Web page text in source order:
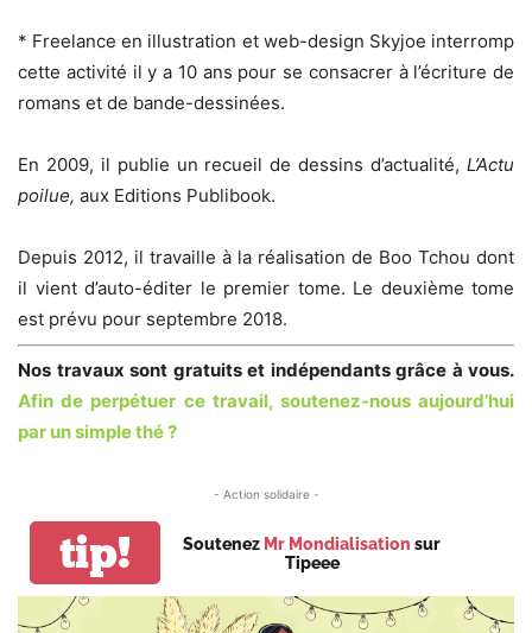
* Freelance en illustration et web-design Skyjoe interromp
cette activité il y a 10 ans pour se consacrer à l’écriture de
romans et de bande-dessinées.
En 2009, il publie un recueil de dessins d’actualité, L’Actu
poilue, aux Editions Publibook.
Depuis 2012, il travaille à la réalisation de Boo Tchou dont
il vient d’auto-éditer le premier tome. Le deuxième tome
est prévu pour septembre 2018.
Nos travaux sont gratuits et indépendants grâce à vous.
Afin de perpétuer ce travail, soutenez-nous aujourd’hui
par un simple thé ?
- Action solidaire -
tip! Soutenez Mr Mondialisation sur
Tipeee